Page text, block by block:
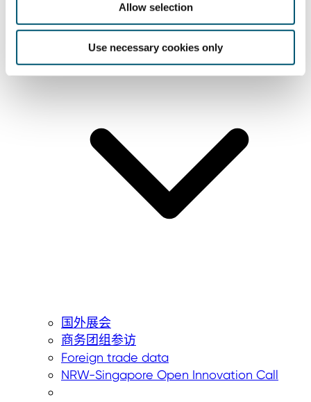
Allow selection
Use necessary cookies only
国外展会
商务团组参访
Foreign trade data
NRW-Singapore Open Innovation Call